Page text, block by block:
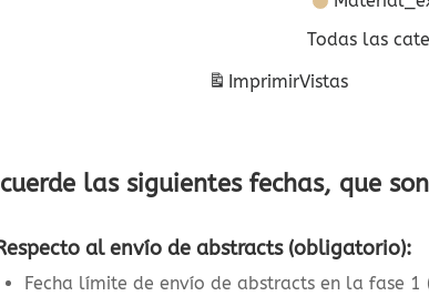
Todas las
ImprimirVistas
las siguientes fechas, que
al envío de abstracts (obligatorio):
Fecha límite de envío de abstracts en la fase